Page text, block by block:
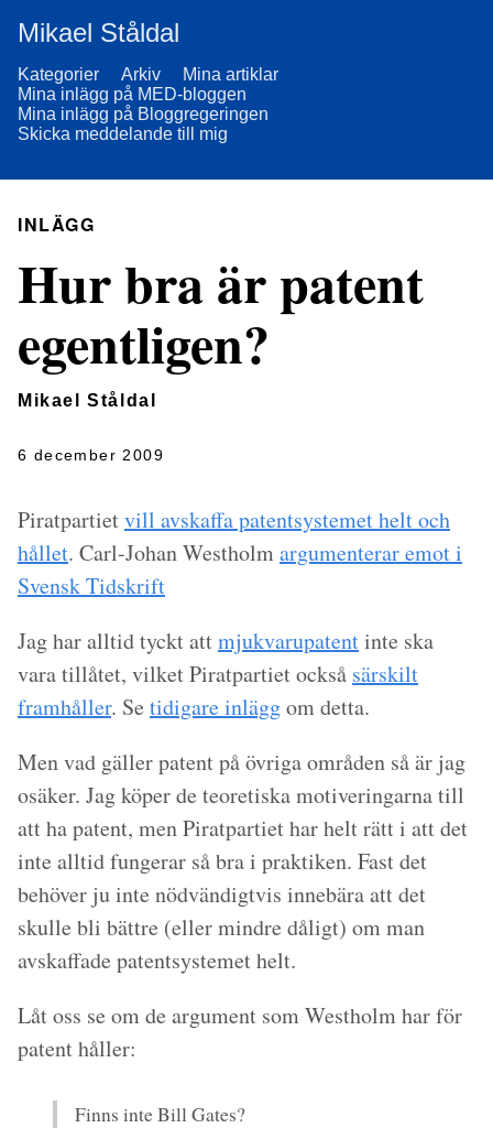
Mikael Ståldal
Kategorier Arkiv
Mina artiklar
Mina inlägg på MED-bloggen
Mina inlägg på Bloggregeringen
Skicka meddelande till mig
INLÄGG
Hur bra är patent
egentligen?
Mikael Ståldal
6 december 2009
Piratpartietvill avskaffa patentsystemet helt och
hållet. Carl-Johan Westholmargumenterar emot i
Svensk Tidskrift
Jag har alltid tyckt attmjukvarupatentinte ska
vara tillåtet, vilket Piratpartiet också särskilt
framhåller. Se tidigare inläggom detta.
Men vad gäller patent på övriga områden så är jag
osäker. Jag köper de teoretiska motiveringarna till
att ha patent, men Piratpartiet har helt rätt i att det
inte alltid fungerar så bra i praktiken. Fast det
behöver ju inte nödvändigtvis innebära att det
skulle bli bättre (eller mindre dåligt) om man
avskaffade patentsystemet helt.
Låt oss se om de argument som Westholm har för
patent håller:
Finns inte Bill Gates?